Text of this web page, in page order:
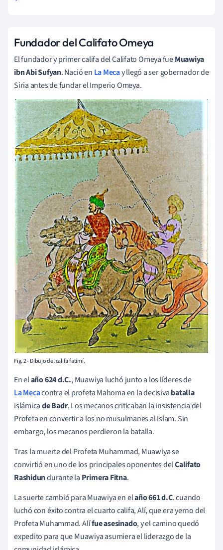
Fundador del Califato Omeya
El fundador y primer califa del Califato Omeya fueMuawiya
ibn Abi Sufyan. Nació en La Mecay llegó a ser gobernador de
Siria antes de fundar el Imperio Omeya.
Fig. 2 - Dibujo del califa fatimí.
En elaño 624 d.C., Muawiya luchó junto a los líderes de
La Mecacontra el profeta Mahoma en la decisivabatalla
islámicade Badr. Los mecanos criticaban la insistencia del
Profeta en convertir a los no musulmanes al Islam. Sin
embargo, los mecanos perdieron la batalla.
Tras la muerte del Profeta Muhammad, Muawiya se
convirtió en uno de los principales oponentes delCalifato
Rashidundurante la Primera Fitna.
La suerte cambió para Muawiya en elaño 661 d.C. cuando
luchó con éxito contra el cuarto califa, Alí, que era yerno del
Profeta Muhammad. Alífue asesinado, y el camino quedó
expedito para que Muawiya asumiera el liderazgo de la